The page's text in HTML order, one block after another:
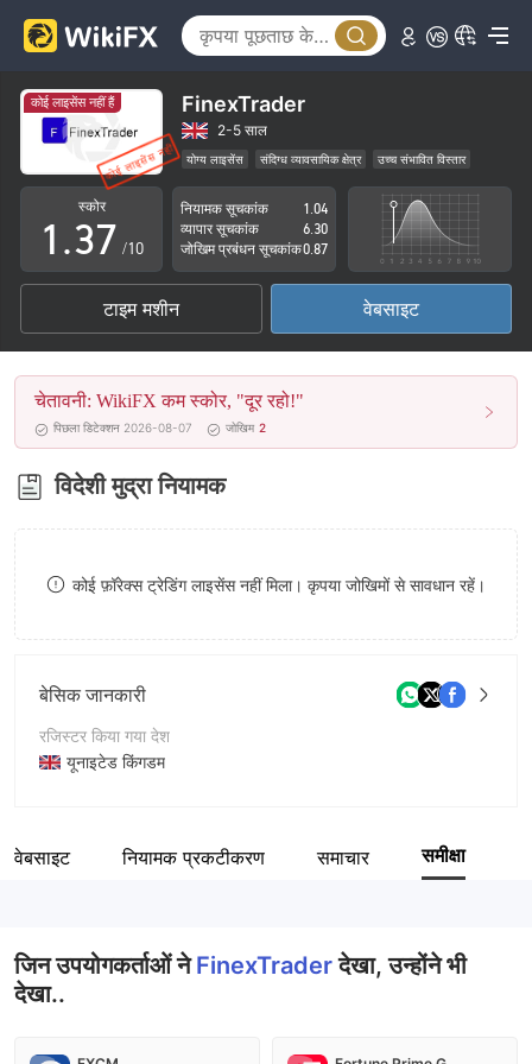
कोई लाइसेंस नहीं हैं FinexTrader
2-5 साल
योग्य लाइसेंस संदिग्ध व्यावसायिक क्षेत्र उच्च संभावित विस्तार
स्कोर
0
1
2
3
4
5
6
7
8
.
0
1
2
3
4
5
6
7
8
9
3
4
5
6
7
8
9
/10
नियामक सूचकांक
1.04
व्यापार सूचकांक
6.30
जोखिम प्रबंधन सूचकांक0.87
टाइम मशीन वेबसाइट
चेतावनी: WikiFX कम स्कोर, "दूर रहो!"
पिछला डिटेक्शन 2026-08-07 जोखिम 2
विदेशी मुद्रा नियामक
कोई फ़ॉरेक्स ट्रेडिंग लाइसेंस नहीं मिला। कृपया जोखिमों से सावधान रहें।
बेसिक जानकारी
रजिस्टर किया गया देश
यूनाइटेड किंगडम
कंपनी का नाम
वेबसाइट नियामक प्रकटीकरण समाचार समीक्षा
जिन उपयोगकर्ताओं नेFinexTraderदेखा, उन्होंने भी
देखा..